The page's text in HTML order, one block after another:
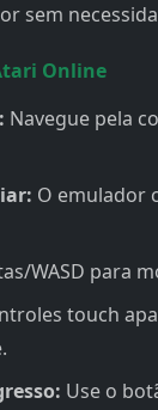
sem
Online
Navegue pela
O emulador
WASD para
touch
Use o